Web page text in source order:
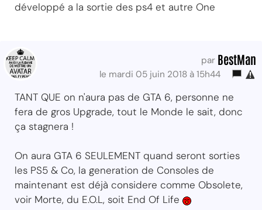
développé a la sortie des ps4 et autre One
par BestMan
le mardi 05 juin 2018 à 15h44
TANT QUE on n'aura pas de GTA 6, personne ne
fera de gros Upgrade, tout le Monde le sait, donc
ça stagnera !
On aura GTA 6 SEULEMENT quand seront sorties
les PS5 & Co, la generation de Consoles de
maintenant est déjà considere comme Obsolete,
voir Morte, du E.O.L, soit End Of Life